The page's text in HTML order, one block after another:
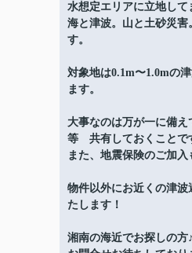
水想定エリアに立地して
海と津波。山と土砂災
す。
対象地は0.1m〜1.0mの
ます。
大事なのは万が一に備
等 共有しておくことで
また、地震保険のご加入
物件以外にお近くの津
たします！
湘南の海近でお探しの方♪